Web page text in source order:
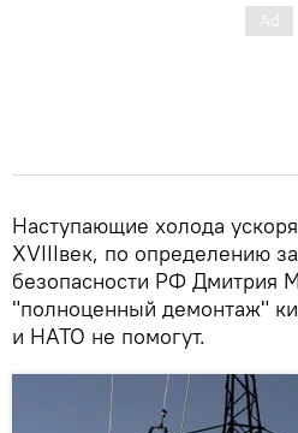
Наступающие холода
XVIIIвек, по определению
безопасности РФ Дмитрия
"полноценный демонтаж"
и НАТО не помогут.